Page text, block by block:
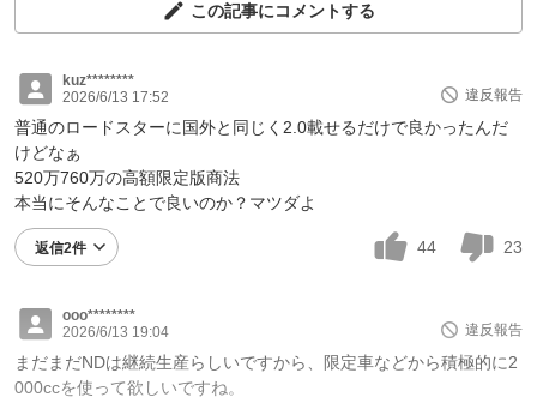
この記事にコメントする
kuz********
2026/6/13 17:52
違反報告
普通のロードスターに国外と同じく2.0載せるだけで良かったんだ
けどなぁ
520万760万の高額限定版商法
本当にそんなことで良いのか？マツダよ
返信2件 44 23
ooo********
2026/6/13 19:04
違反報告
まだまだNDは継続生産らしいですから、限定車などから積極的に2
000ccを使って欲しいですね。